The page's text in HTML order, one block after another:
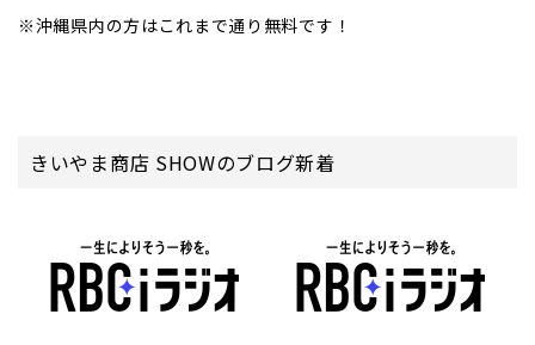
※沖縄県内の方はこれまで通り無料です！
きいやま商店 SHOWのブログ新着